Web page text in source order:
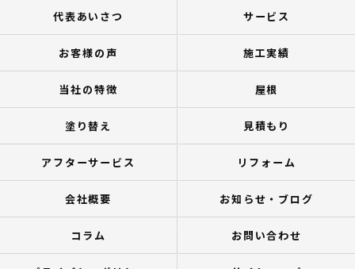
代表あいさつ サービス
お客様の声 施工実績
当社の特徴 屋根
塗り替え 見積もり
アフターサービス リフォーム
会社概要 お知らせ・ブログ
コラム お問い合わせ